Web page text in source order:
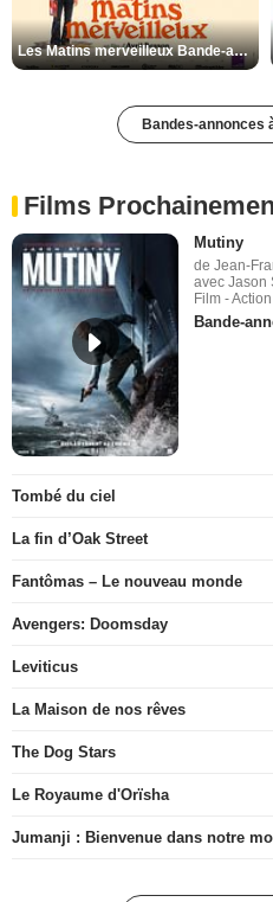
Les Matins merveilleux Bande-annonce VF
Bandes-annonces
Films
Mutiny
de Jean-
avec Jason
Film - Action
Bande-
Tombé du ciel
La fin d’Oak Street
Fantômas – Le nouveau monde
Avengers: Doomsday
Leviticus
La Maison de nos rêves
The Dog Stars
Le Royaume d'Orïsha
Jumanji : Bienvenue dans notre